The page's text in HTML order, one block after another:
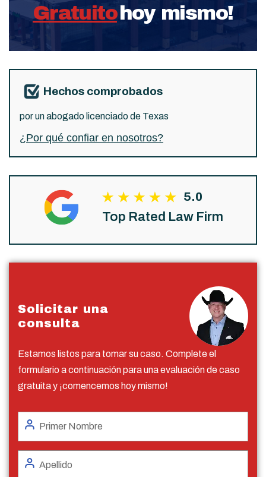
Gratuitohoy mismo!
Hechos comprobados
por un abogado licenciado de Texas
¿Por qué confiar en nosotros?
5.0
Top Rated Law Firm
Solicitar una
consulta
Estamos listos para tomar su caso. Complete el
formulario a continuación para una evaluación de caso
gratuita y ¡comencemos hoy mismo!